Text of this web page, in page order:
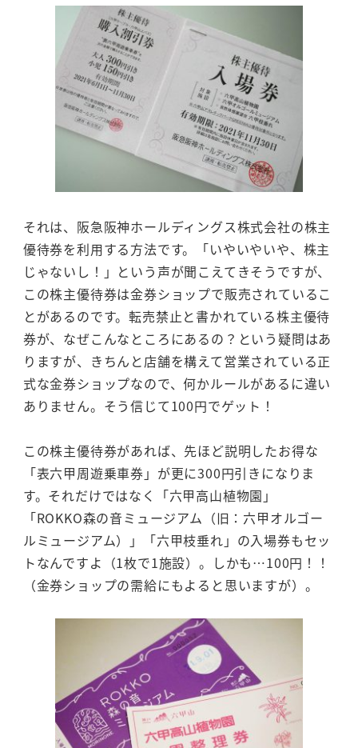
それは、阪急阪神ホールディングス株式会社の株主
優待券を利用する方法です。「いやいやいや、株主
じゃないし！」という声が聞こえてきそうですが、
この株主優待券は金券ショップで販売されているこ
とがあるのです。転売禁止と書かれている株主優待
券が、なぜこんなところにあるの？という疑問はあ
りますが、きちんと店舗を構えて営業されている正
式な金券ショップなので、何かルールがあるに違い
ありません。そう信じて100円でゲット！
この株主優待券があれば、先ほど説明したお得な
「表六甲周遊乗車券」が更に300円引きになりま
す。それだけではなく「六甲高山植物園」
「ROKKO森の音ミュージアム（旧：六甲オルゴー
ルミュージアム）」「六甲枝垂れ」の入場券もセッ
トなんですよ（1枚で1施設）。しかも…100円！！
（金券ショップの需給にもよると思いますが）。